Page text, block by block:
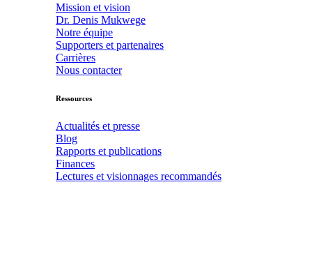
Mission et vision
Dr. Denis Mukwege
Notre équipe
Supporters et partenaires
Carrières
Nous contacter
Ressources
Actualités et presse
Blog
Rapports et publications
Finances
Lectures et visionnages recommandés